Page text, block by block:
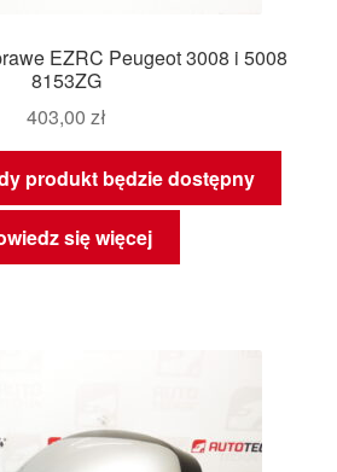
EZRC Peugeot 3008 i 5008
8153ZG
403,00 zł
produkt będzie dostępny
się więcej